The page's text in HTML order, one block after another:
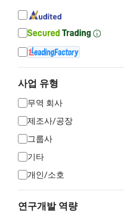
사업 유형
무역 회사
제조사/공장
그룹사
기타
개인/소호
연구개발 역량